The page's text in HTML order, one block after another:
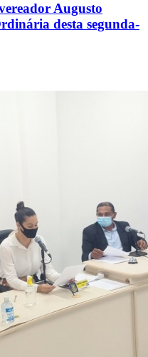
Augusto
desta segunda-